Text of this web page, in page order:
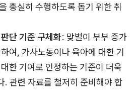
충실히 수행하도록 돕기 위한 취
단 기준 구체화: 맞벌이 부부 증가
여, 가사노동이나 육아에 대한 기
한 기여로 인정하는 기준이 더욱
. 관련 자료를 철저히 준비해야 합